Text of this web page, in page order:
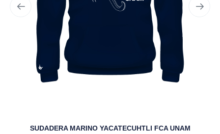
SUDADERA MARINO YACATECUHTLI FCA UNAM